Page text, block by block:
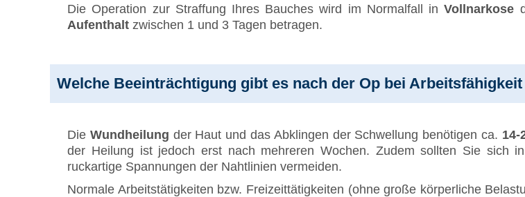
Die Operation zur Straffung Ihres Bauches wird im Normalfall inVollnarkose
Aufenthalt zwischen 1 und 3 Tagen betragen.
Welche Beeinträchtigung gibt es nach der Op bei
Die Wundheilung der Haut und das Abklingen der Schwellung benötigen ca. 14-
der Heilung ist jedoch erst nach mehreren Wochen. Zudem sollten Sie sich
ruckartige Spannungen der Nahtlinien vermeiden.
Normale Arbeitstätigkeiten bzw. Freizeittätigkeiten (ohne große körperliche